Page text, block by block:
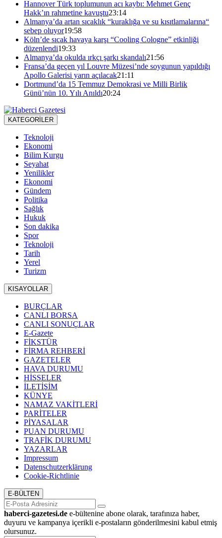
Hannover Türk toplumunun acı kaybı: Mehmet Genç
Hakk’ın rahmetine kavuştu23:14
Almanya’da artan sıcaklık “kuraklığa ve su kısıtlamalarına“
sebep oluyor19:58
Köln’de sıcak havaya karşı “Cooling Cologne” etkinliği
düzenlendi19:33
Almanya’da okulda ırkçı şarkı skandalı21:56
Fransa’da geçen yıl Louvre Müzesi’nde soygunun yapıldığı
Apollo Galerisi yarın açılacak21:11
Dortmund’da 15 Temmuz Demokrasi ve Milli Birlik
Günü’nün 10. Yılı Anıldı20:24
KATEGORİLER
Teknoloji
Ekonomi
Bilim Kurgu
Seyahat
Yenilikler
Ekonomi
Gündem
Politika
Sağlık
Hukuk
Son dakika
Spor
Teknoloji
Tarih
Yerel
Turizm
KISAYOLLAR
BURÇLAR
CANLI BORSA
CANLI SONUÇLAR
E-Gazete
FİKSTÜR
FİRMA REHBERİ
GAZETELER
HAVA DURUMU
HİSSELER
İLETİŞİM
KÜNYE
NAMAZ VAKİTLERİ
PARİTELER
PİYASALAR
PUAN DURUMU
TRAFİK DURUMU
YAZARLAR
Impressum
Datenschutzerklärung
Cookie-Richtlinie
E-BÜLTEN
haberci-gazetesi.de e-bültenine abone olarak, tarafınıza haber,
duyuru ve kampanya içerikli e-postaların gönderilmesini kabul etmiş
olursunuz.